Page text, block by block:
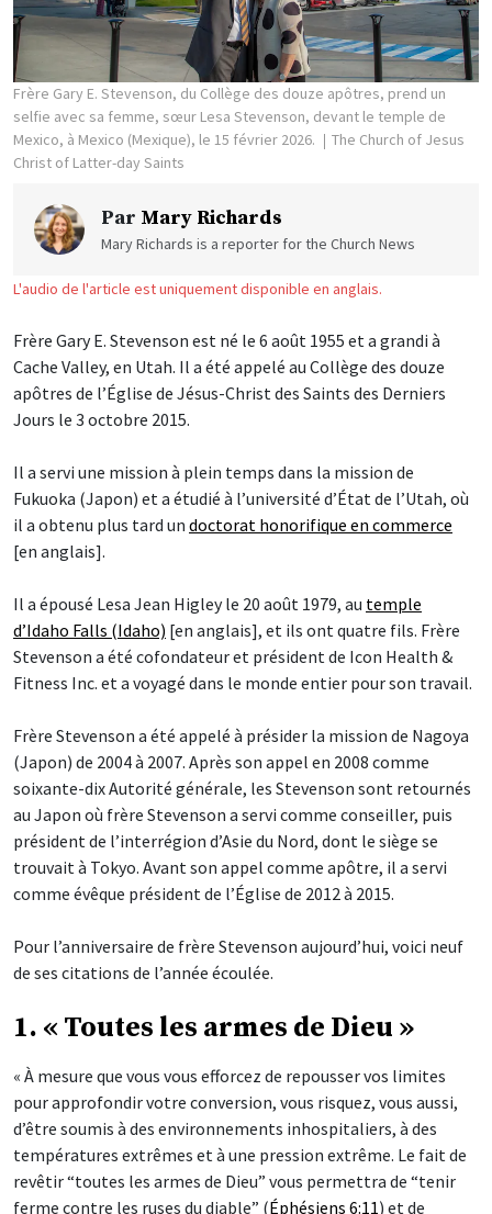
Frère Gary E. Stevenson, du Collège des douze apôtres, prend un
selfie avec sa femme, sœur Lesa Stevenson, devant le temple de
Mexico, à Mexico (Mexique), le 15 février 2026.
The Church of Jesus
Christ of Latter-day Saints
Par Mary Richards
Mary Richards is a reporter for the Church News
L'audio de l'article est uniquement disponible en anglais.
Frère Gary E. Stevenson est né le 6 août 1955 et a grandi à
Cache Valley, en Utah. Il a été appelé au Collège des douze
apôtres de l’Église de Jésus-Christ des Saints des Derniers
Jours le 3 octobre 2015.
Il a servi une mission à plein temps dans la mission de
Fukuoka (Japon) et a étudié à l’université d’État de l’Utah, où
il a obtenu plus tard un doctorat honorifique en commerce
[en anglais].
Il a épousé Lesa Jean Higley le 20 août 1979, au temple
d’Idaho Falls (Idaho) [en anglais], et ils ont quatre fils. Frère
Stevenson a été cofondateur et président de Icon Health &
Fitness Inc. et a voyagé dans le monde entier pour son travail.
Frère Stevenson a été appelé à présider la mission de Nagoya
(Japon) de 2004 à 2007. Après son appel en 2008 comme
soixante-dix Autorité générale, les Stevenson sont retournés
au Japon où frère Stevenson a servi comme conseiller, puis
président de l’interrégion d’Asie du Nord, dont le siège se
trouvait à Tokyo. Avant son appel comme apôtre, il a servi
comme évêque président de l’Église de 2012 à 2015.
Pour l’anniversaire de frère Stevenson aujourd’hui, voici neuf
de ses citations de l’année écoulée.
1. « Toutes les armes de Dieu »
« À mesure que vous vous efforcez de repousser vos limites
pour approfondir votre conversion, vous risquez, vous aussi,
d’être soumis à des environnements inhospitaliers, à des
températures extrêmes et à une pression extrême. Le fait de
revêtir “toutes les armes de Dieu” vous permettra de “tenir
ferme contre les ruses du diable” (Éphésiens 6:11) et de